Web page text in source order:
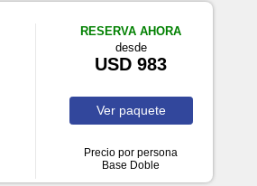
RESERVA AHORA
desde
USD 983
Ver paquete
Precio por persona
Base Doble